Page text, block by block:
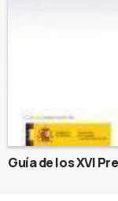
Guía de los XVI